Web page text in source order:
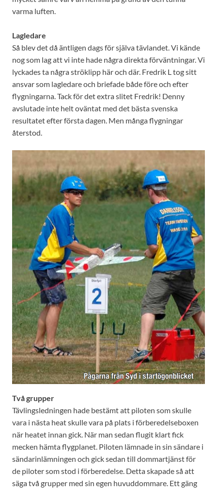
varma luften.
Lagledare
Så blev det då äntligen dags för själva tävlandet. Vi kände
nog som lag att vi inte hade några direkta förväntningar. Vi
lyckades ta några ströklipp här och där. Fredrik L tog sitt
ansvar som lagledare och briefade både före och efter
flygningarna. Tack för det extra slitet Fredrik! Denny
avslutade inte helt oväntat med det bästa svenska
resultatet efter första dagen. Men många flygningar
återstod.
Två grupper
Tävlingsledningen hade bestämt att piloten som skulle
vara i nästa heat skulle vara på plats i förberedelseboxen
när heatet innan gick. När man sedan flugit klart fick
mecken hämta flygplanet. Piloten lämnade in sin sändare i
sändarinlämningen och gick sedan till dommartjänst för
de piloter som stod i förberedelse. Detta skapade så att
säga två grupper med sin egen huvuddommare. Ett gäng